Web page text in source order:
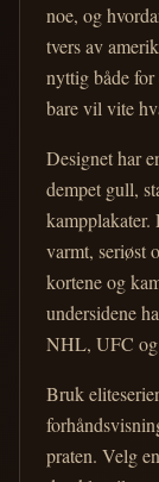
noe, og
tvers av
nyttig både
bare vil vite
Designet har
dempet gull,
kampplakater.
varmt, seriøst
kortene og
undersidene
NHL, UFC
Bruk
praten. Velg